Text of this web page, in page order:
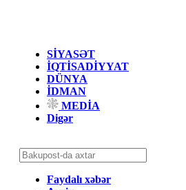
SİYASƏT
İQTİSADİYYAT
DÜNYA
İDMAN
MEDİA
Digər
Faydalı xəbər